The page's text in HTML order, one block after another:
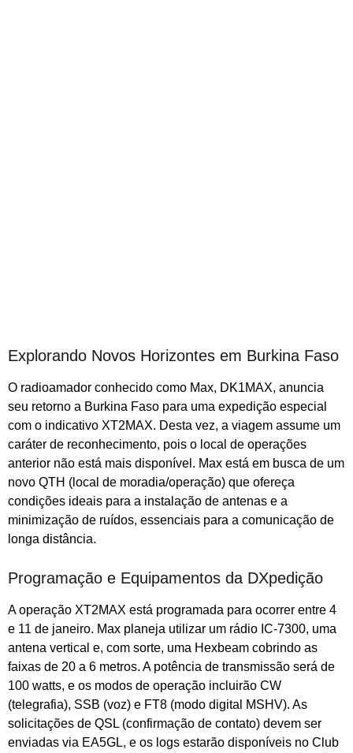
Explorando Novos Horizontes em Burkina Faso
O radioamador conhecido como Max, DK1MAX, anuncia
seu retorno a Burkina Faso para uma expedição especial
com o indicativo XT2MAX. Desta vez, a viagem assume um
caráter de reconhecimento, pois o local de operações
anterior não está mais disponível. Max está em busca de um
novo QTH (local de moradia/operação) que ofereça
condições ideais para a instalação de antenas e a
minimização de ruídos, essenciais para a comunicação de
longa distância.
Programação e Equipamentos da DXpedição
A operação XT2MAX está programada para ocorrer entre 4
e 11 de janeiro. Max planeja utilizar um rádio IC-7300, uma
antena vertical e, com sorte, uma Hexbeam cobrindo as
faixas de 20 a 6 metros. A potência de transmissão será de
100 watts, e os modos de operação incluirão CW
(telegrafia), SSB (voz) e FT8 (modo digital MSHV). As
solicitações de QSL (confirmação de contato) devem ser
enviadas via EA5GL, e os logs estarão disponíveis no Club